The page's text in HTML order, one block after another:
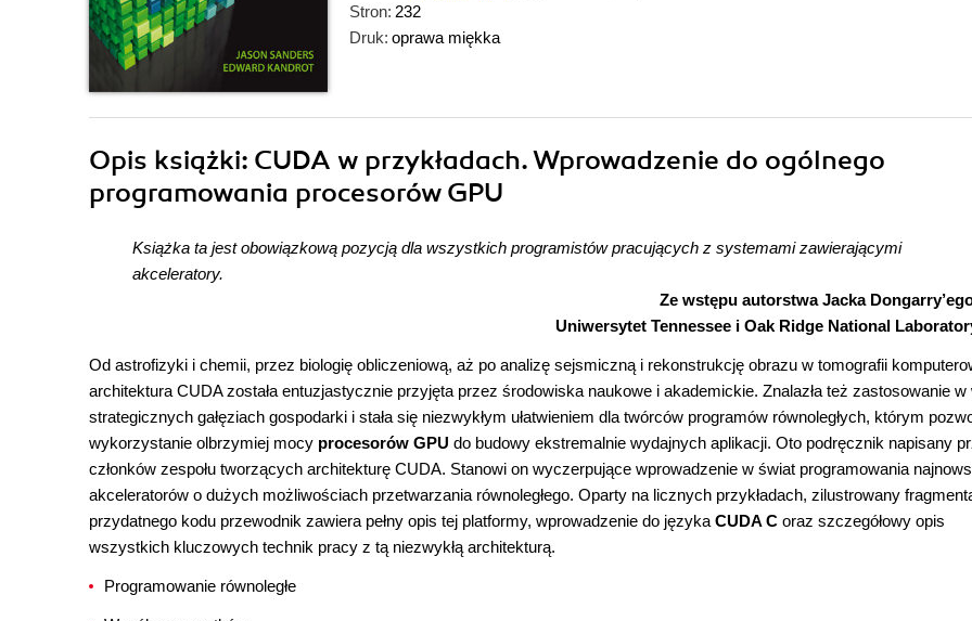
Stron: 232
Druk: oprawa miękka
Opis książki: CUDA w przykładach. Wprowadzenie do ogólnego
programowania procesorów GPU
Książka ta jest obowiązkową pozycją dla wszystkich programistów pracujących z systemami zawierającymi
akceleratory.
Ze wstępu autorstwa Jacka
Uniwersytet Tennessee i Oak Ridge National
Od astrofizyki i chemii, przez biologię obliczeniową, aż po analizę sejsmiczną i rekonstrukcję obrazu w tomografii
architektura CUDA została entuzjastycznie przyjęta przez środowiska naukowe i akademickie. Znalazła też zastosowanie w
strategicznych gałęziach gospodarki i stała się niezwykłym ułatwieniem dla twórców programów równoległych, którym
wykorzystanie olbrzymiej mocy procesorów GPU do budowy ekstremalnie wydajnych aplikacji. Oto podręcznik napisany
członków zespołu tworzących architekturę CUDA. Stanowi on wyczerpujące wprowadzenie w świat programowania
akceleratorów o dużych możliwościach przetwarzania równoległego. Oparty na licznych przykładach, zilustrowany
przydatnego kodu przewodnik zawiera pełny opis tej platformy, wprowadzenie do języka CUDA C oraz szczegółowy opis
wszystkich kluczowych technik pracy z tą niezwykłą architekturą.
Programowanie równoległe